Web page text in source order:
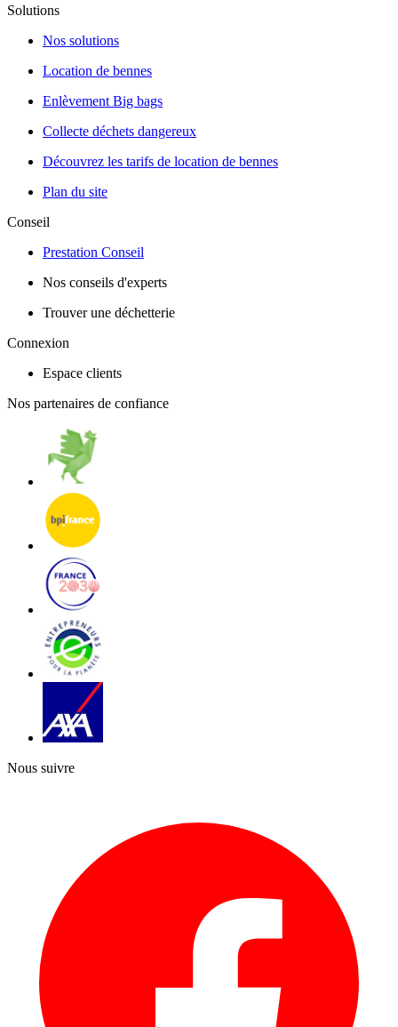
Solutions
Nos solutions
Location de bennes
Enlèvement Big bags
Collecte déchets dangereux
Découvrez les tarifs de location de bennes
Plan du site
Conseil
Prestation Conseil
Nos conseils d'experts
Trouver une déchetterie
Connexion
Espace clients
Nos partenaires de confiance
Nous suivre